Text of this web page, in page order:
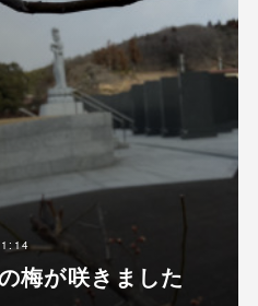
梅が咲きました